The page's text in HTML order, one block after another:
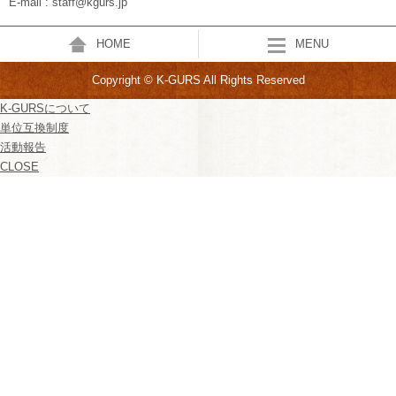
HOME MENU
Copyright © K-GURS All Rights Reserved
K-GURSについて
単位互換制度
活動報告
CLOSE